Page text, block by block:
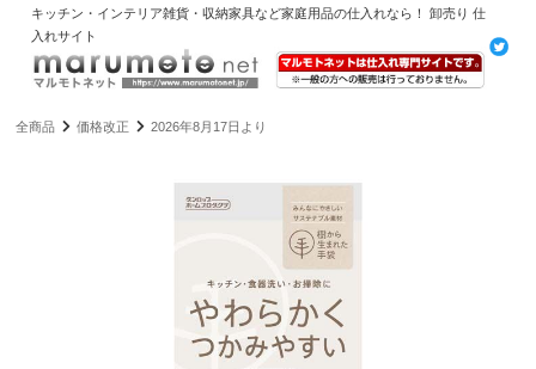
キッチン・インテリア雑貨・収納家具など家庭用品の仕入れなら！ 卸売り 仕
入れサイト
全商品 価格改正 2026年8月17日より